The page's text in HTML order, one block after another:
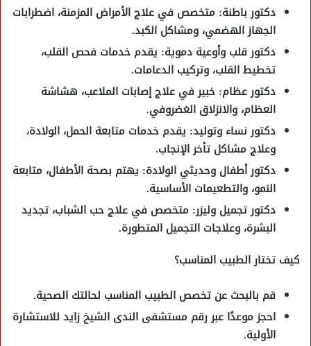
دكتور باطنة: متخصص في علاج الأمراض المزمنة، اضطرابات
الجهاز الهضمي، ومشاكل الكبد.
دكتور قلب وأوعية دموية: يقدم خدمات فحص القلب،
تخطيط القلب، وتركيب الدعامات.
دكتور عظام: خبير في علاج إصابات الملاعب، هشاشة
العظام، والانزلاق الغضروفي.
دكتور نساء وتوليد: يقدم خدمات متابعة الحمل، الولادة،
وعلاج مشاكل تأخر الإنجاب.
دكتور أطفال وحديثي الولادة: يهتم بصحة الأطفال، متابعة
النمو، والتطعيمات الأساسية.
دكتور تجميل وليزر: متخصص في علاج حب الشباب، تجديد
البشرة، وعلاجات التجميل المتطورة.
كيف تختار الطبيب المناسب؟
قم بالبحث عن تخصص الطبيب المناسب لحالتك الصحية.
احجز موعدًا عبررقم مستشفى الندى الشيخ زايد للاستشارة
الأولية.